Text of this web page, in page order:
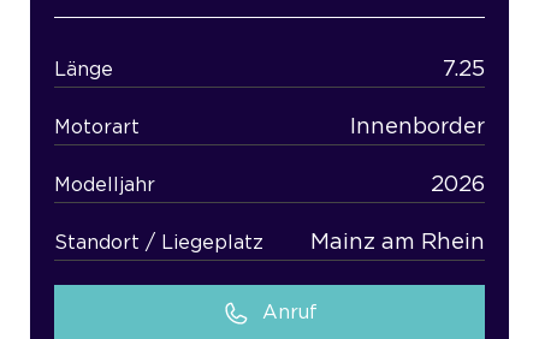
Länge 7.25
Motorart Innenborder
Modelljahr 2026
Standort / Liegeplatz Mainz am Rhein
Anruf